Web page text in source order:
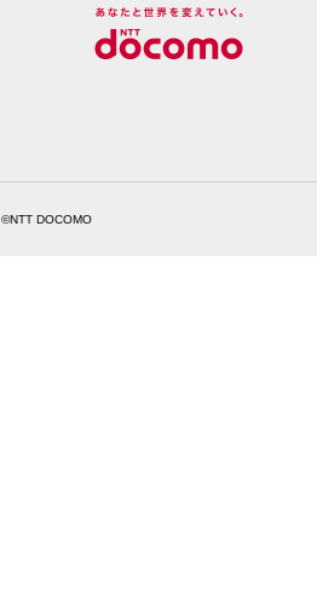
©NTT DOCOMO